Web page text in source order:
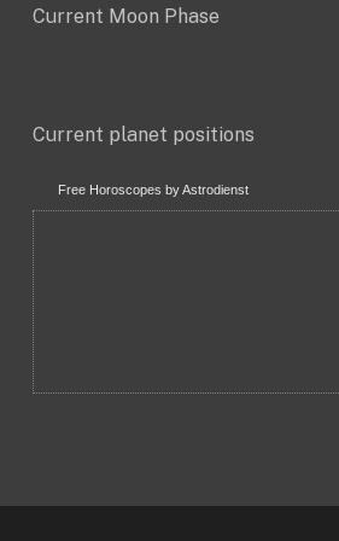
Current Moon Phase
Current planet positions
Free Horoscopes by Astrodienst